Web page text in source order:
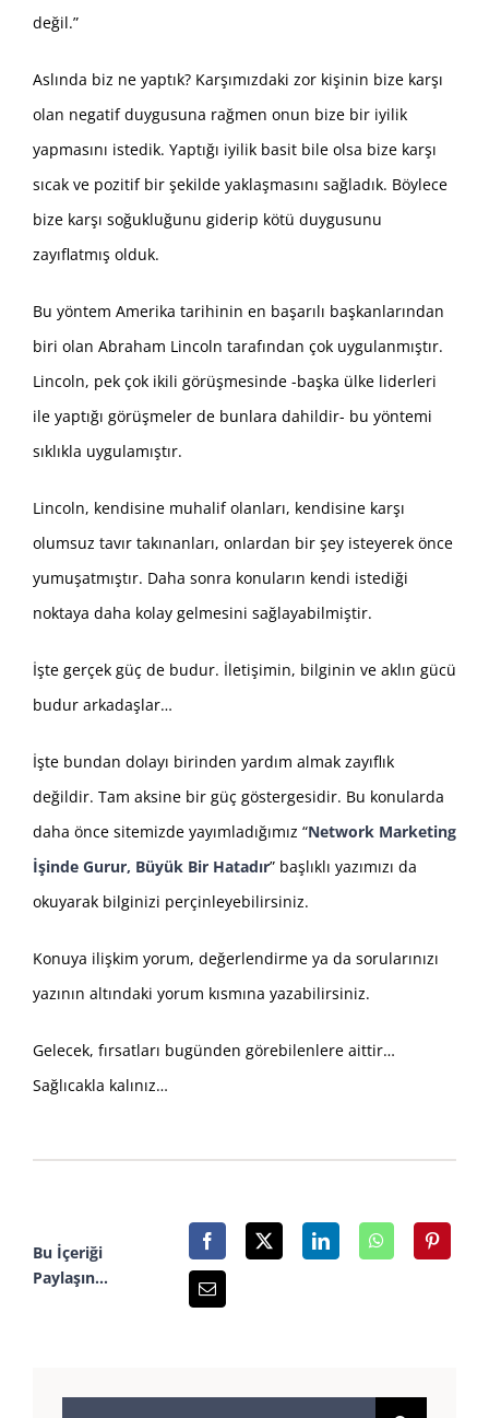
değil.”
Aslında biz ne yaptık? Karşımızdaki zor kişinin bize karşı
olan negatif duygusuna rağmen onun bize bir iyilik
yapmasını istedik. Yaptığı iyilik basit bile olsa bize karşı
sıcak ve pozitif bir şekilde yaklaşmasını sağladık. Böylece
bize karşı soğukluğunu giderip kötü duygusunu
zayıflatmış olduk.
Bu yöntem Amerika tarihinin en başarılı başkanlarından
biri olan Abraham Lincoln tarafından çok uygulanmıştır.
Lincoln, pek çok ikili görüşmesinde -başka ülke liderleri
ile yaptığı görüşmeler de bunlara dahildir- bu yöntemi
sıklıkla uygulamıştır.
Lincoln, kendisine muhalif olanları, kendisine karşı
olumsuz tavır takınanları, onlardan bir şey isteyerek önce
yumuşatmıştır. Daha sonra konuların kendi istediği
noktaya daha kolay gelmesini sağlayabilmiştir.
İşte gerçek güç de budur. İletişimin, bilginin ve aklın gücü
budur arkadaşlar…
İşte bundan dolayı birinden yardım almak zayıflık
değildir. Tam aksine bir güç göstergesidir. Bu konularda
daha önce sitemizde yayımladığımız “Network Marketing
İşinde Gurur, Büyük Bir Hatadır” başlıklı yazımızı da
okuyarak bilginizi perçinleyebilirsiniz.
Konuya ilişkim yorum, değerlendirme ya da sorularınızı
yazının altındaki yorum kısmına yazabilirsiniz.
Gelecek, fırsatları bugünden görebilenlere aittir…
Sağlıcakla kalınız…
Bu İçeriği
Paylaşın...